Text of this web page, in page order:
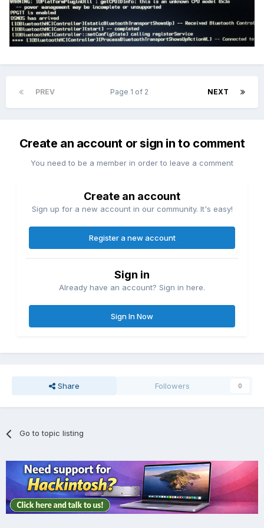
PREV NEXT
Page 1 of 2
Create an account or sign in to comment
You need to be a member in order to leave a comment
Create an account
Sign up for a new account in our community. It's easy!
Register a new account
Sign in
Already have an account? Sign in here.
Sign In Now
Share Followers 0
Go to topic listing